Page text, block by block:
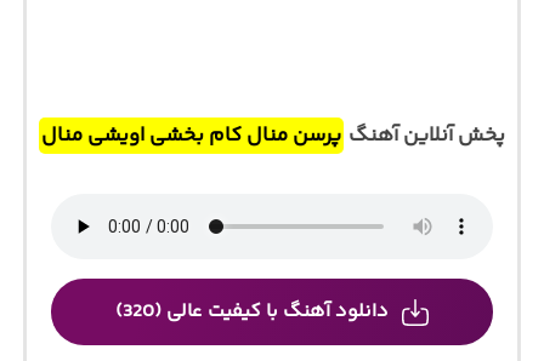
پخش آنلاین آهنگ پرسن منال کام بخشی اویشی منال
دانلود آهنگ با کیفیت عالی (320)